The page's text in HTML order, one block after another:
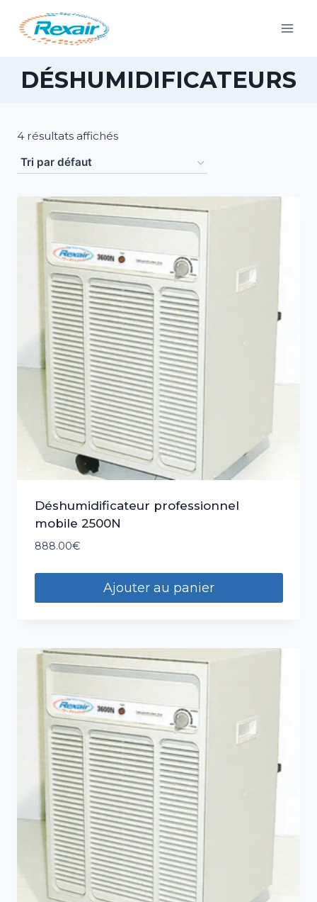
DÉSHUMIDIFICATEURS
4 résultats affichés
Déshumidificateur professionnel
mobile 2500N
888.00€
Ajouter au panier